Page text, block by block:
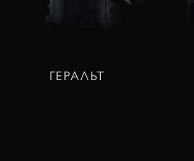
ГЕРАЛЬТ